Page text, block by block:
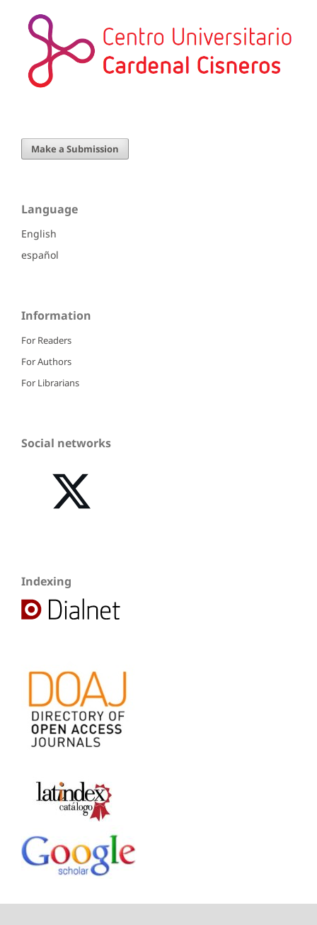
Make a Submission
Language
English
español
Information
For Readers
For Authors
For Librarians
Social networks
Indexing